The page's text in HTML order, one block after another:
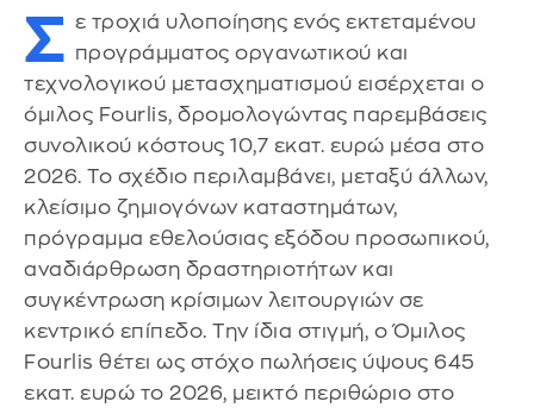
Σ ε τροχιά υλοποίησης ενός εκτεταμένου
προγράμματος οργανωτικού και
τεχνολογικού μετασχηματισμού εισέρχεται ο
όμιλος Fourlis, δρομολογώντας παρεμβάσεις
συνολικού κόστους 10,7 εκατ. ευρώ μέσα στο
2026. Το σχέδιο περιλαμβάνει, μεταξύ άλλων,
κλείσιμο ζημιογόνων καταστημάτων,
πρόγραμμα εθελούσιας εξόδου προσωπικού,
αναδιάρθρωση δραστηριοτήτων και
συγκέντρωση κρίσιμων λειτουργιών σε
κεντρικό επίπεδο. Την ίδια στιγμή, ο Όμιλος
Fourlis θέτει ως στόχο πωλήσεις ύψους 645
εκατ. ευρώ το 2026, μεικτό περιθώριο στο